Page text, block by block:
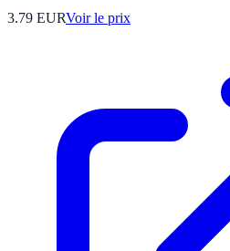
3.79 EURVoir le prix